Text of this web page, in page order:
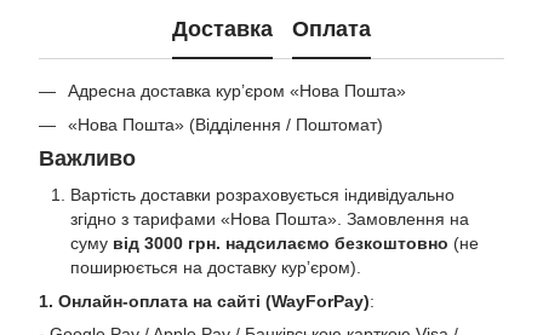
Доставка Оплата
Адресна доставка кур’єром «Нова Пошта»
«Нова Пошта» (Відділення / Поштомат)
Важливо
Вартість доставки розраховується індивідуально
згідно з тарифами «Нова Пошта». Замовлення на
суму від 3000 грн. надсилаємо безкоштовно (не
поширюється на доставку курʼєром).
1. Онлайн-оплата на сайті (WayForPay):